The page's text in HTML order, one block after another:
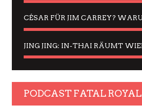
PODCAST FATAL ROYAL